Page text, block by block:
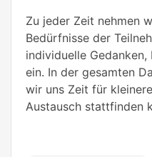
Zu jeder Zeit nehmen
Bedürfnisse der
individuelle
ein. In der gesamten
wir uns Zeit für
Austausch stattfinden